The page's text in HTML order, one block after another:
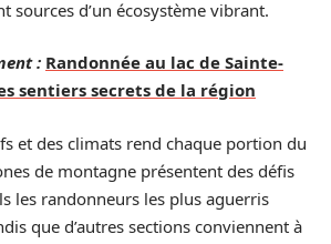
sources d’un écosystème vibrant.
: Randonnée au lac de Sainte-
sentiers secrets de la région
et des climats rend chaque portion du
de montagne présentent des défis
les randonneurs les plus aguerris
que d’autres sections conviennent à